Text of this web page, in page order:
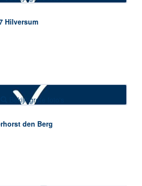
Hilversum
Bekijk grote foto's
den Berg